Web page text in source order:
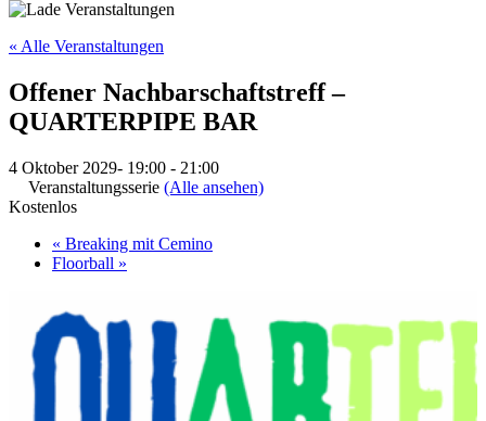
« Alle Veranstaltungen
Offener Nachbarschaftstreff –
QUARTERPIPE BAR
4 Oktober 2029- 19:00 - 21:00
Veranstaltungsserie (Alle ansehen)
Kostenlos
« Breaking mit Cemino
Floorball »